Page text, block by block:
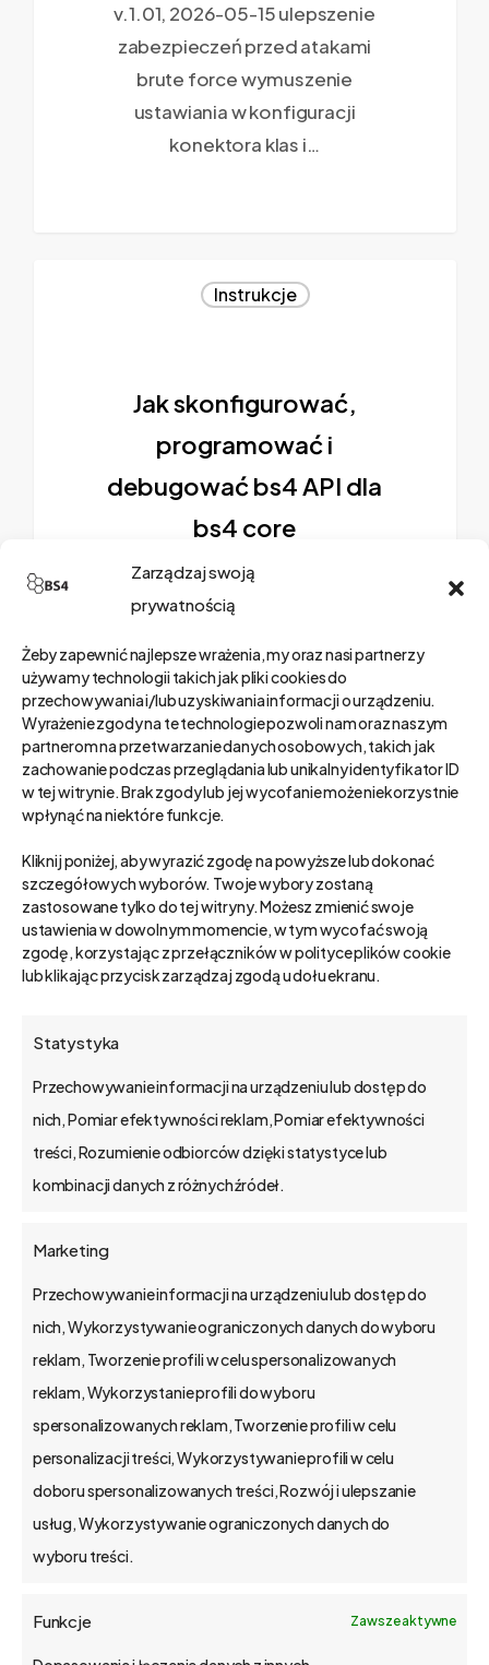
Zarządzaj swoją
prywatnością
Żeby zapewnić najlepsze wrażenia, my oraz nasi partnerzy
używamy technologii takich jak pliki cookies do
przechowywania i/lub uzyskiwania informacji o urządzeniu.
Wyrażenie zgody na te technologie pozwoli nam oraz naszym
partnerom na przetwarzanie danych osobowych, takich jak
zachowanie podczas przeglądania lub unikalny identyfikator ID
w tej witrynie. Brak zgody lub jej wycofanie może niekorzystnie
wpłynąć na niektóre funkcje.
Kliknij poniżej, aby wyrazić zgodę na powyższe lub dokonać
szczegółowych wyborów. Twoje wybory zostaną
zastosowane tylko do tej witryny. Możesz zmienić swoje
ustawienia w dowolnym momencie, w tym wycofać swoją
zgodę, korzystając z przełączników w polityce plików cookie
lub klikając przycisk zarządzaj zgodą u dołu ekranu.
Statystyka
Przechowywanie informacji na urządzeniu lub dostęp do
nich, Pomiar efektywności reklam, Pomiar efektywności
treści, Rozumienie odbiorców dzięki statystyce lub
kombinacji danych z różnych źródeł.
Marketing
Przechowywanie informacji na urządzeniu lub dostęp do
nich, Wykorzystywanie ograniczonych danych do wyboru
reklam, Tworzenie profili w celu spersonalizowanych
reklam, Wykorzystanie profili do wyboru
spersonalizowanych reklam, Tworzenie profili w celu
personalizacji treści, Wykorzystywanie profili w celu
doboru spersonalizowanych treści, Rozwój i ulepszanie
usług, Wykorzystywanie ograniczonych danych do
wyboru treści.
Funkcje Zawsze aktywne
v.1.01, 2026-05-15 ulepszenie
zabezpieczeń przed atakami
brute force wymuszenie
ustawiania w konfiguracji
konektora klas i…
Instrukcje
Jak skonfigurować,
programować i
debugować bs4 API dla
bs4 core
Jak skonfigurować API,
programować,
troubleshooting
Biznes
Wskaźniki rentowności
sprzedaży,
Wskaźniki rentowności
sprzedaży i pracy pokazują, jak
efektywnie działa Twoja firma.
Sprawdź jak obliczać i…